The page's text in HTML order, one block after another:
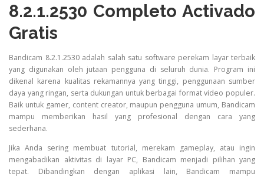
8.2.1.2530 Completo Activado
Gratis
Bandicam 8.2.1.2530 adalah salah satu software perekam layar terbaik
yang digunakan oleh jutaan pengguna di seluruh dunia. Program ini
dikenal karena kualitas rekamannya yang tinggi, penggunaan sumber
daya yang ringan, serta dukungan untuk berbagai format video populer.
Baik untuk gamer, content creator, maupun pengguna umum, Bandicam
mampu memberikan hasil yang profesional dengan cara yang
sederhana.
Jika Anda sering membuat tutorial, merekam gameplay, atau ingin
mengabadikan aktivitas di layar PC, Bandicam menjadi pilihan yang
tepat. Dibandingkan dengan aplikasi lain, Bandicam mampu